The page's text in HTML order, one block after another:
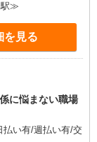
駅≫
を見る
に悩まない職場
い有/週払い有/交